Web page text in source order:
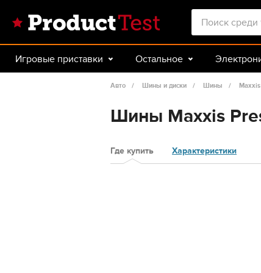
Игровые приставки Остальное
Авто Спорт и туризм
Авто Шины и диски Шины Maxxis
Шины Maxxis
Где купить Характеристики